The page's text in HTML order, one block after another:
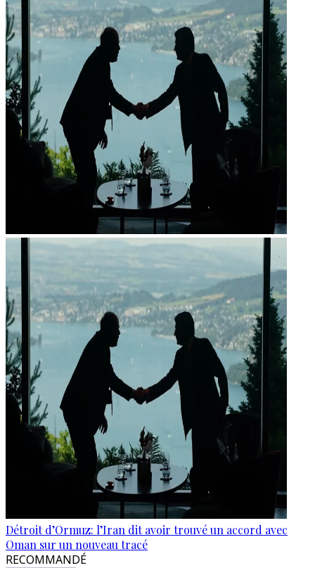
Détroit d’Ormuz: l’Iran dit avoir trouvé un accord avec
Oman sur un nouveau tracé
RECOMMANDÉ